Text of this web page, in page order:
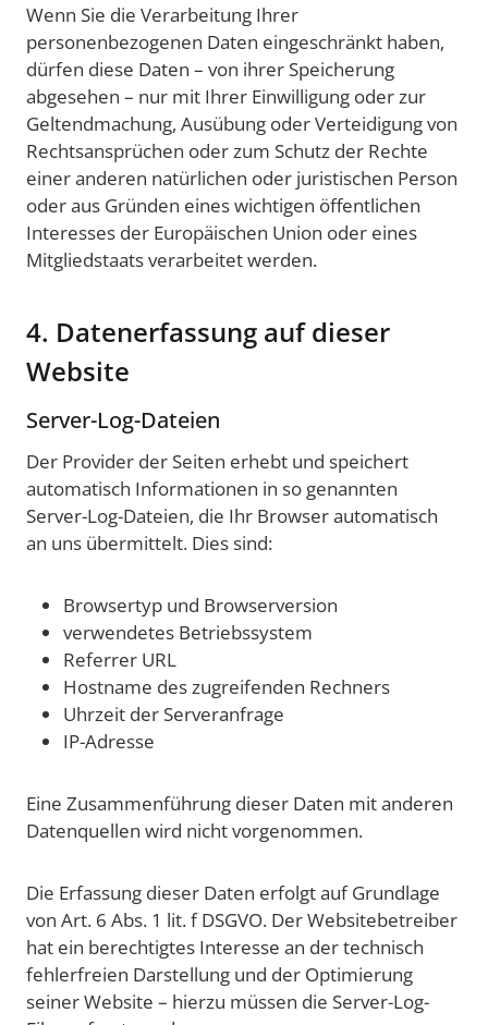
Wenn Sie die Verarbeitung Ihrer
personenbezogenen Daten eingeschränkt haben,
dürfen diese Daten – von ihrer Speicherung
abgesehen – nur mit Ihrer Einwilligung oder zur
Geltendmachung, Ausübung oder Verteidigung von
Rechtsansprüchen oder zum Schutz der Rechte
einer anderen natürlichen oder juristischen Person
oder aus Gründen eines wichtigen öffentlichen
Interesses der Europäischen Union oder eines
Mitgliedstaats verarbeitet werden.
4. Datenerfassung auf dieser
Website
Server-Log-Dateien
Der Provider der Seiten erhebt und speichert
automatisch Informationen in so genannten
Server-Log-Dateien, die Ihr Browser automatisch
an uns übermittelt. Dies sind:
Browsertyp und Browserversion
verwendetes Betriebssystem
Referrer URL
Hostname des zugreifenden Rechners
Uhrzeit der Serveranfrage
IP-Adresse
Eine Zusammenführung dieser Daten mit anderen
Datenquellen wird nicht vorgenommen.
Die Erfassung dieser Daten erfolgt auf Grundlage
von Art. 6 Abs. 1 lit. f DSGVO. Der Websitebetreiber
hat ein berechtigtes Interesse an der technisch
fehlerfreien Darstellung und der Optimierung
seiner Website – hierzu müssen die Server-Log-